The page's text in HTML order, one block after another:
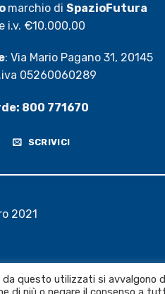
marchio di SpazioFutura
i.v. €10.000,00
: Via Mario Pagano 31, 20145
05260060289
800 771670
SCRIVICI
2021
questo utilizzati si avvalgono